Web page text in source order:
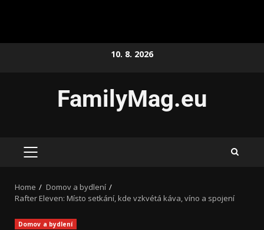
10. 8. 2026
FamilyMag.eu
Home
Domov a bydlení
Rafter Eleven: Místo setkání, kde vzkvétá káva, víno a spojení
Domov a bydlení